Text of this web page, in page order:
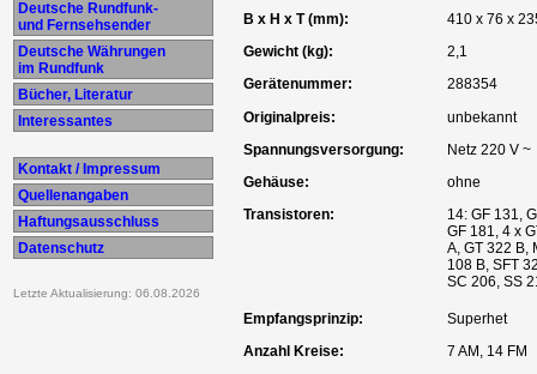
Deutsche Rundfunk-
und Fernsehsender
Deutsche Währungen
im Rundfunk
Bücher, Literatur
Interessantes
Kontakt / Impressum
Quellenangaben
Haftungsausschluss
Datenschutz
Letzte Aktualisierung: 06.08.2026
B x H x T (mm):
410 x 76 x
Gewicht (kg):
2,1
Gerätenummer:
288354
Originalpreis:
unbekannt
Spannungsversorgung:
Netz 220 V ~
Gehäuse:
ohne
Transistoren:
14: GF 131,
GF 181, 4 x
A, GT 322 B,
108 B, SFT
SC 206, SS
Empfangsprinzip:
Superhet
Anzahl Kreise:
7 AM, 14 FM